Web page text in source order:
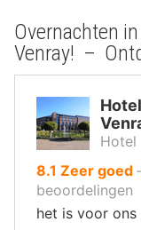
Overnachten
Venray! –
Hotel
8.1 uit
10
,
Zeer goed ‐
beoordelingen
het is voor ons